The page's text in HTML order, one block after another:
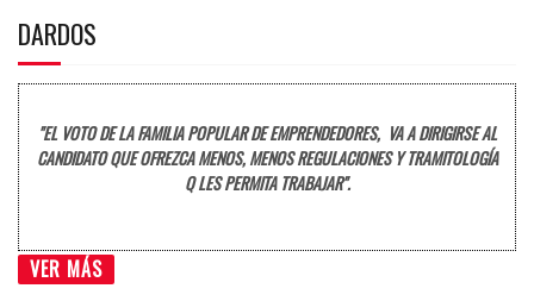
DARDOS
"EL VOTO DE LA FAMILIA POPULAR DE EMPRENDEDORES, VA A DIRIGIRSE AL
CANDIDATO QUE OFREZCA MENOS, MENOS REGULACIONES Y TRAMITOLOGÍA
Q LES PERMITA TRABAJAR".
VER MÁS